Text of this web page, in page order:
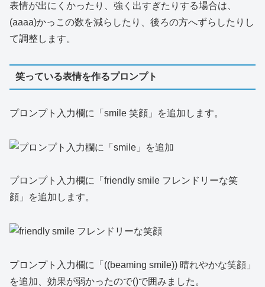
表情が出にくかったり、強く出すぎたりする場合は、
(aaaa)かっこの数を減らしたり、後ろの方へずらしたりし
て調整します。
笑っている表情を作るプロンプト
プロンプト入力欄に「smile 笑顔」を追加します。
プロンプト入力欄に「friendly smile フレンドリーな笑
顔」を追加します。
プロンプト入力欄に「((beaming smile)) 晴れやかな笑顔」
を追加、効果が弱かったので()で囲みました。